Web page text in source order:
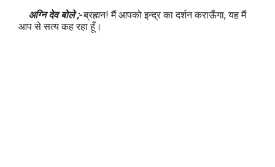
अग्नि देव बोले ;-ब्रह्मन! मैं आपको इन्द्र का दर्शन कराऊँगा, यह मैं
आप से सत्य कह रहा हूँ।